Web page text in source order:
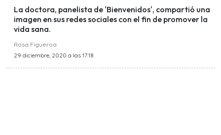
La doctora, panelista de 'Bienvenidos', compartió una
imagen en sus redes sociales con el fin de promover la
vida sana.
Rosa Figueroa
29 diciembre, 2020 a las 17:18